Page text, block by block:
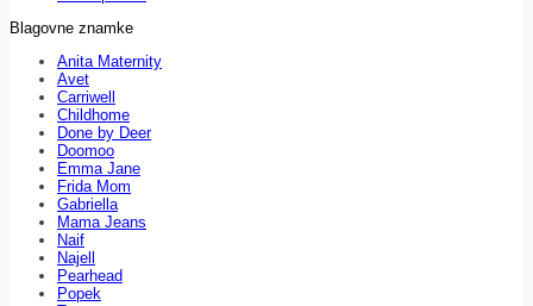
Blagovne znamke
Anita Maternity
Avet
Carriwell
Childhome
Done by Deer
Doomoo
Emma Jane
Frida Mom
Gabriella
Mama Jeans
Naif
Najell
Pearhead
Popek